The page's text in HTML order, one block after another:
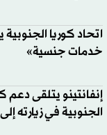
اتحاد كوريا
خدمات جنسية»
إنفانتينو يتلقى دعم
الجنوبية في زيارته